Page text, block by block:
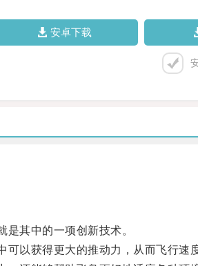
安卓下载
其中的一项创新技术。
以获得更大的推动力，从而飞行速度